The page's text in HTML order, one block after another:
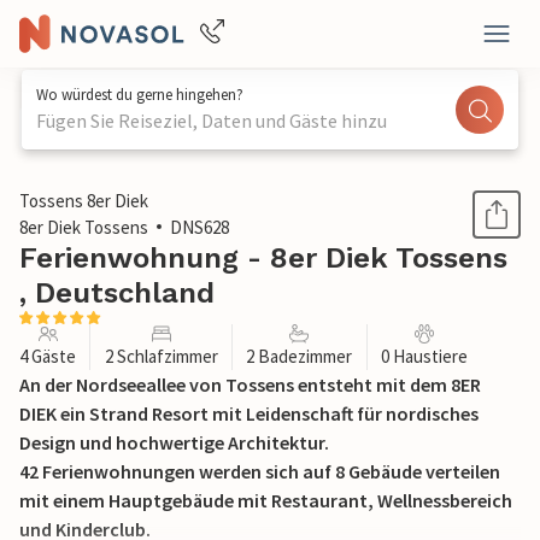
Wo würdest du gerne hingehen?
Fügen Sie Reiseziel, Daten und Gäste hinzu
1 / 19
Tossens 8er Diek
8er Diek Tossens
DNS628
Ferienwohnung - 8er Diek Tossens
, Deutschland
4 Gäste 2 Schlafzimmer 2 Badezimmer 0 Haustiere
An der Nordseeallee von Tossens entsteht mit dem 8ER
DIEK ein Strand Resort mit Leidenschaft für nordisches
Design und hochwertige Architektur.
42 Ferienwohnungen werden sich auf 8 Gebäude verteilen
mit einem Hauptgebäude mit Restaurant, Wellnessbereich
und Kinderclub.